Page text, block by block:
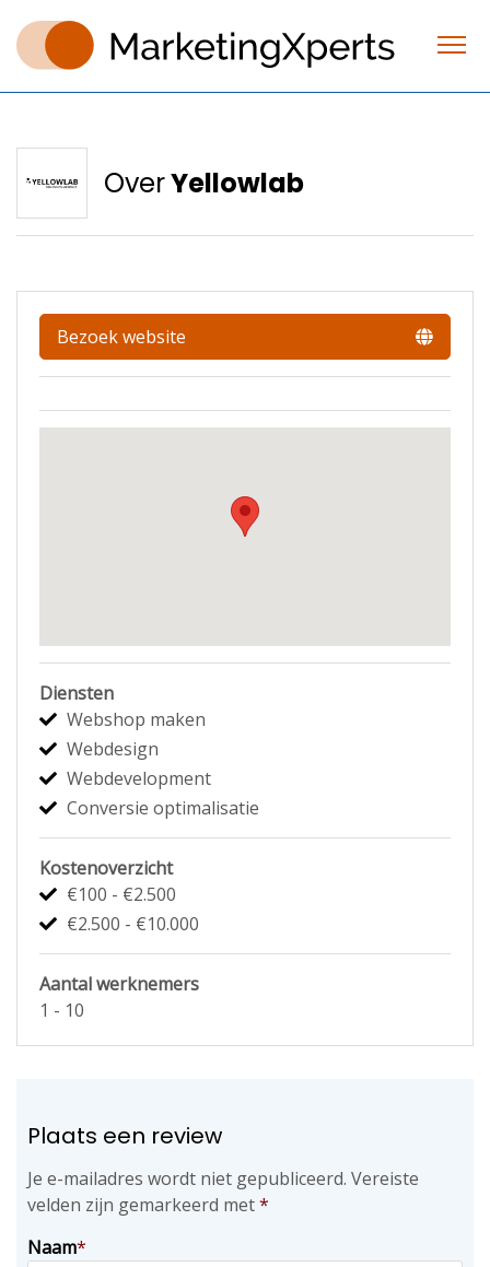
OverYellowlab
Bezoek website
Diensten
Webshop maken
Webdesign
Webdevelopment
Conversie optimalisatie
Kostenoverzicht
€100 - €2.500
€2.500 - €10.000
Aantal werknemers
1 - 10
Plaats een review
Je e-mailadres wordt niet gepubliceerd. Vereiste
velden zijn gemarkeerd met*
Naam*